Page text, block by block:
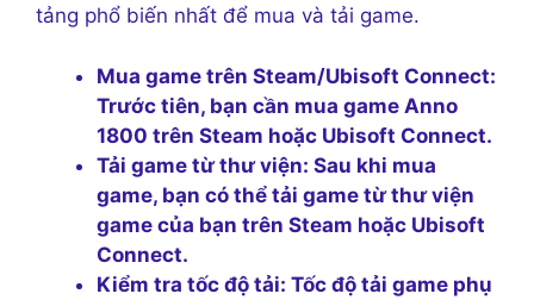
tảng phổ biến nhất để mua và tải game.
Mua game trên Steam/Ubisoft Connect:
Trước tiên, bạn cần mua game Anno
1800 trên Steam hoặc Ubisoft Connect.
Tải game từ thư viện: Sau khi mua
game, bạn có thể tải game từ thư viện
game của bạn trên Steam hoặc Ubisoft
Connect.
Kiểm tra tốc độ tải: Tốc độ tải game phụ